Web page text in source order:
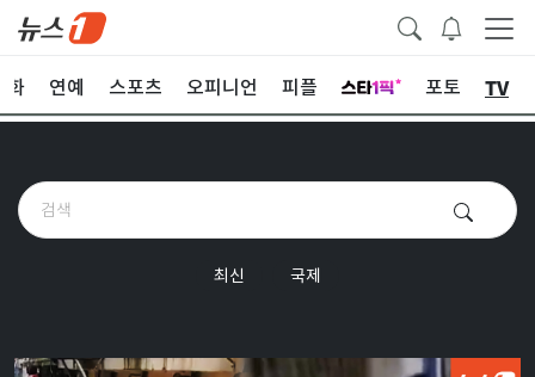
화 연예 스포츠 오피니언 피플 포토 TV
최신 국제